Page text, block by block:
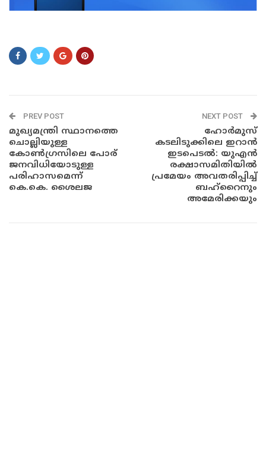
PREV POST
മുഖ്യമന്ത്രി സ്ഥാനത്തെ
ചൊല്ലിയുള്ള
കോൺഗ്രസിലെ പോര്
ജനവിധിയോടുള്ള
പരിഹാസമെന്ന്
കെ.കെ. ശൈലജ
NEXT POST
ഹോർമുസ്
കടലിടുക്കിലെ ഇറാൻ
ഇടപെടൽ: യുഎൻ
രക്ഷാസമിതിയിൽ
പ്രമേയം അവതരിപ്പിച്ച്
ബഹ്‌റൈനും
അമേരിക്കയും